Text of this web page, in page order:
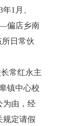
1月、
偏店乡南
所日常伙
常红永主
镇中心校
为由，经
规定请假